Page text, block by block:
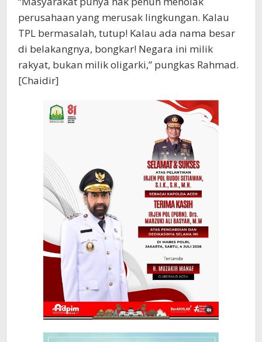
perusahaan yang merusak lingkungan. Kalau
TPL bermasalah, tutup! Kalau ada nama besar
di belakangnya, bongkar! Negara ini milik
rakyat, bukan milik oligarki,” pungkas Rahmad.
[Chaidir]